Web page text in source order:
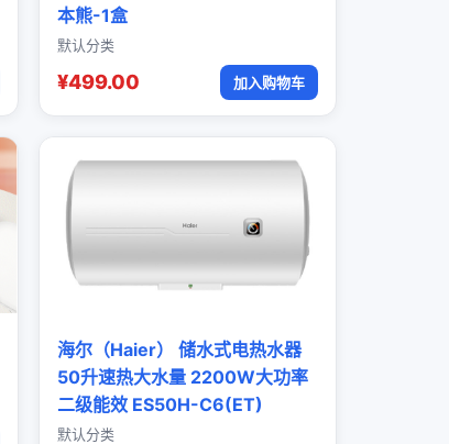
本熊-1盒
默认分类
¥499.00 加入购物车
海尔（Haier） 储水式电热水器
50升速热大水量 2200W大功率
二级能效 ES50H-C6(ET)
默认分类